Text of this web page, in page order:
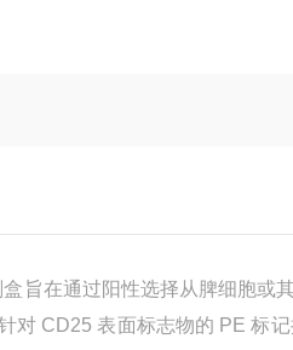
旨在通过阳性选择从脾细胞或
对 CD25 表面标志物的 PE 标